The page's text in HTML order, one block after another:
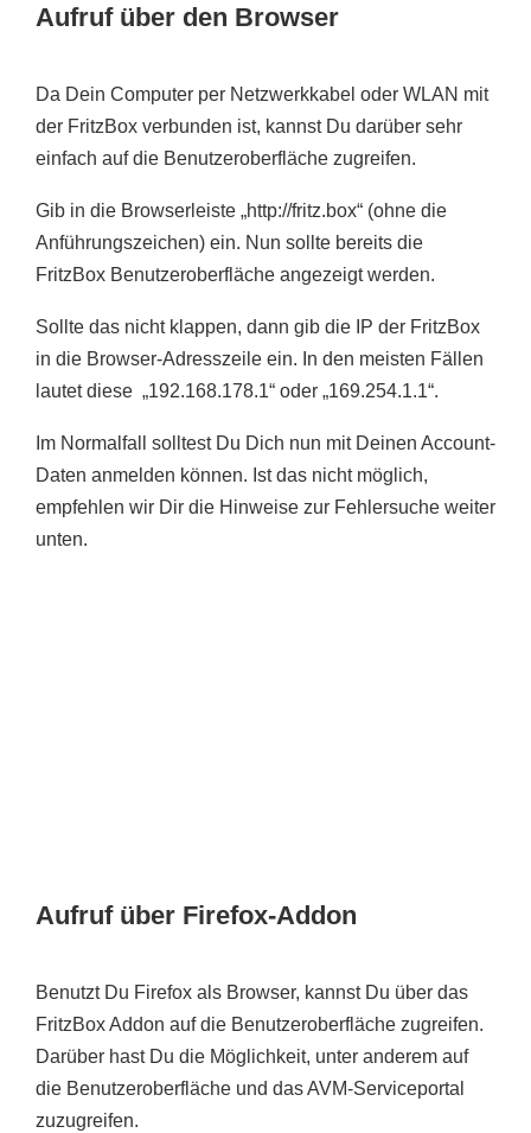
Aufruf über den Browser
Da Dein Computer per Netzwerkkabel oder WLAN mit
der FritzBox verbunden ist, kannst Du darüber sehr
einfach auf die Benutzeroberfläche zugreifen.
Gib in die Browserleiste „http://fritz.box“ (ohne die
Anführungszeichen) ein. Nun sollte bereits die
FritzBox Benutzeroberfläche angezeigt werden.
Sollte das nicht klappen, dann gib die IP der FritzBox
in die Browser-Adresszeile ein. In den meisten Fällen
lautet diese „192.168.178.1“ oder „169.254.1.1“.
Im Normalfall solltest Du Dich nun mit Deinen Account-
Daten anmelden können. Ist das nicht möglich,
empfehlen wir Dir die Hinweise zur Fehlersuche weiter
unten.
Aufruf über Firefox-Addon
Benutzt Du Firefox als Browser, kannst Du über das
FritzBox Addon auf die Benutzeroberfläche zugreifen.
Darüber hast Du die Möglichkeit, unter anderem auf
die Benutzeroberfläche und das AVM-Serviceportal
zuzugreifen.